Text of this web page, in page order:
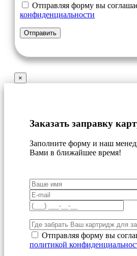
Отправляя форму вы
конфиденциальности
×
Заказать заправку
Заполните форму и наш
Вами в ближайшее время!
Отправляя форму вы
политикой